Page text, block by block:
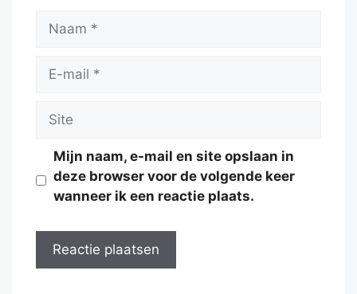
Naam
Site
Mijn naam, e-mail en site opslaan in
deze browser voor de volgende keer
wanneer ik een reactie plaats.